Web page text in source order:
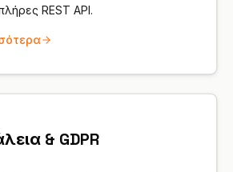
REST API.
& GDPR